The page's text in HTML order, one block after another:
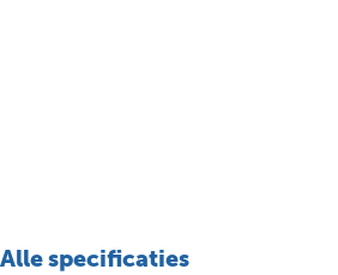
Alle specificaties